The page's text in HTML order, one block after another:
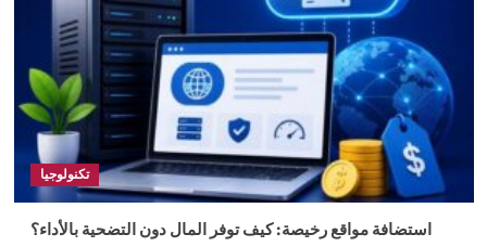
تكنولوجيا
استضافة مواقع رخيصة: كيف توفر المال دون التضحية بالأداء؟